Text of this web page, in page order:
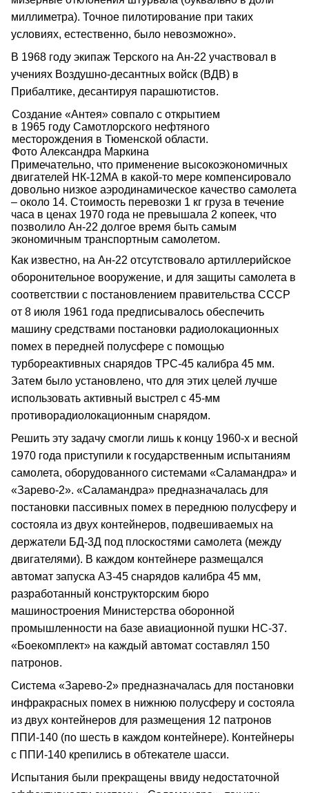
миллиметра). Точное пилотирование при таких
условиях, естественно, было невозможно».
В 1968 году экипаж Терского на Ан‑22 участвовал в
учениях Воздушно‑десантных войск (ВДВ) в
Прибалтике, десантируя парашютистов.
Создание «Антея» совпало с открытием
в 1965 году Самотлорского нефтяного
месторождения в Тюменской области.
Фото Александра Маркина
Примечательно, что применение высокоэкономичных
двигателей НК‑12МА в какой‑то мере компенсировало
довольно низкое аэродинамическое качество самолета
– около 14. Стоимость перевозки 1 кг груза в течение
часа в ценах 1970 года не превышала 2 копеек, что
позволило Ан‑22 долгое время быть самым
экономичным транспортным самолетом.
Как известно, на Ан‑22 отсутствовало артиллерийское
оборонительное вооружение, и для защиты самолета в
соответствии с постановлением правительства СССР
от 8 июля 1961 года предписывалось обеспечить
машину средствами постановки радиолокационных
помех в передней полусфере с помощью
турбореактивных снарядов ТРС‑45 калибра 45 мм.
Затем было установлено, что для этих целей лучше
использовать активный выстрел с 45‑мм
противорадиолокационным снарядом.
Решить эту задачу смогли лишь к концу 1960‑х и весной
1970 года приступили к государственным испытаниям
самолета, оборудованного системами «Саламандра» и
«Зарево‑2». «Саламандра» предназначалась для
постановки пассивных помех в переднюю полусферу и
состояла из двух контейнеров, подвешиваемых на
держатели БД‑3Д под плоскостями самолета (между
двигателями). В каждом контейнере размещался
автомат запуска АЗ‑45 снарядов калибра 45 мм,
разработанный конструкторским бюро
машиностроения Министерства оборонной
промышленности на базе авиационной пушки НС‑37.
«Боекомплект» на каждый автомат составлял 150
патронов.
Система «Зарево‑2» предназначалась для постановки
инфракрасных помех в нижнюю полусферу и состояла
из двух контейнеров для размещения 12 патронов
ППИ‑140 (по шесть в каждом контейнере). Контейнеры
с ППИ‑140 крепились в обтекателе шасси.
Испытания были прекращены ввиду недостаточной